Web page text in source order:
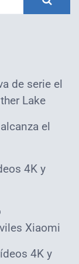
de serie el
Lake
el
4K y
Xiaomi
4K y